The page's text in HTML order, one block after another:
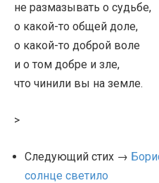
не размазывать о судьбе,
о какой-то общей доле,
о какой-то доброй воле
и о том добре и зле,
что чинили вы на земле.
>
Следующий стих →
солнце светило